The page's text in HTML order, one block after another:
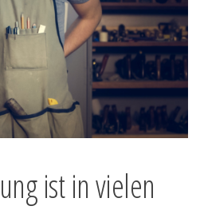
ist in vielen